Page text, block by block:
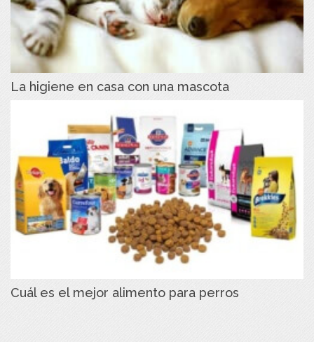
La higiene en casa con una mascota
Cuál es el mejor alimento para perros